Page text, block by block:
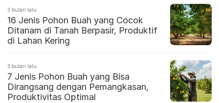
3 bulan lalu
16 Jenis Pohon Buah yang Cocok
Ditanam di Tanah Berpasir, Produktif
di Lahan Kering
3 bulan lalu
7 Jenis Pohon Buah yang Bisa
Dirangsang dengan Pemangkasan,
Produktivitas Optimal